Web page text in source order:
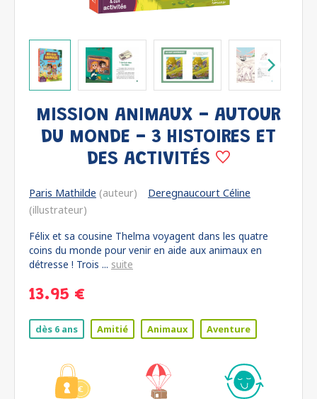
MISSION ANIMAUX - AUTOUR
DU MONDE - 3 HISTOIRES ET
DES ACTIVITÉS
Paris Mathilde (auteur)
Deregnaucourt Céline
(illustrateur)
Félix et sa cousine Thelma voyagent dans les quatre
coins du monde pour venir en aide aux animaux en
détresse ! Trois ... suite
13.95 €
dès 6 ans Amitié Animaux Aventure